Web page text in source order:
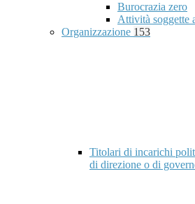
Burocrazia zero
Attività soggette
Organizzazione 153
Titolari di incarichi
di direzione o di